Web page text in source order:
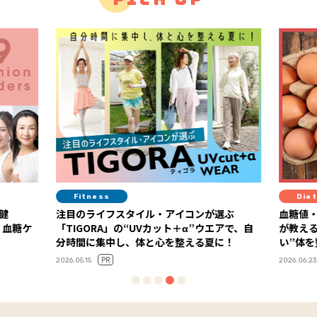
、自
Diet
血糖値・栄養・満足度がカギ！ 糖尿病専門医
が教える、“血糖値安定×健康コスパが高
い”体を整える食材の選び方
2026.06.23
Diet
スーパ
教える
2026.06.19